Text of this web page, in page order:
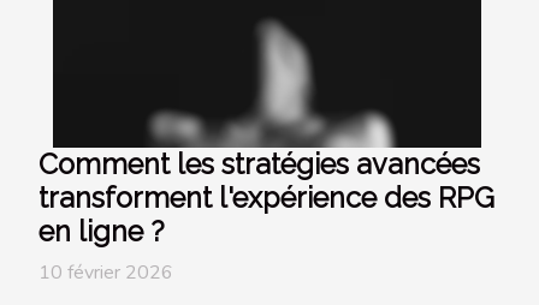
Comment les stratégies avancées
transforment l'expérience des RPG
en ligne ?
10 février 2026